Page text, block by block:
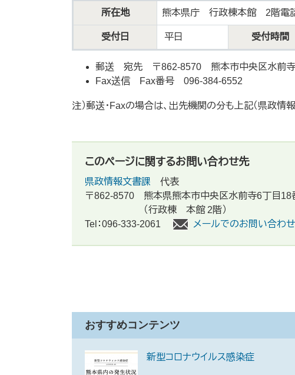
所在地 熊本県庁 行政棟本館 2階電
受付日 平日 受付時間
郵送 宛先 〒862-8570 熊本市中央区水前
Fax送信 Fax番号 096-384-6552
注）郵送・Faxの場合は、出先機関の分も上記（県政情
このページに関するお問い合わせ先
県政情報文書課
代表
〒862-8570
熊本県熊本市中央区水前寺6丁目18
（行政棟 本館 2階）
Tel：096-333-2061
メールでのお問い合わ
おすすめコンテンツ
新型コロナウイルス感染症